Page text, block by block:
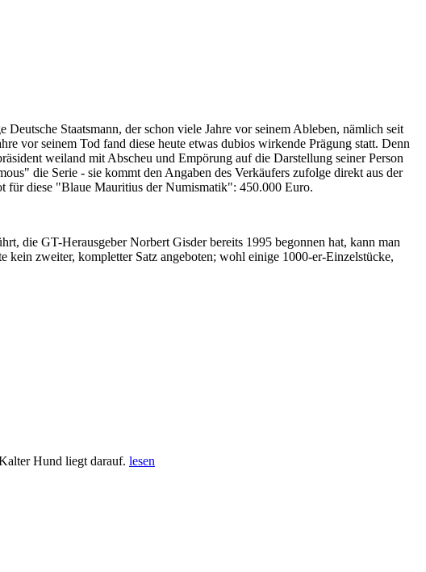
Staatsmann, der schon viele Jahre vor seinem Ableben, nämlich seit
vor seinem Tod fand diese heute etwas dubios wirkende Prägung statt. Denn
weiland mit Abscheu und Empörung auf die Darstellung seiner Person
die Serie - sie kommt den Angaben des Verkäufers zufolge direkt aus der
für diese "Blaue Mauritius der Numismatik": 450.000 Euro.
die GT-Herausgeber Norbert Gisder bereits 1995 begonnen hat, kann man
zweiter, kompletter Satz angeboten; wohl einige 1000-er-Einzelstücke,
Hund liegt darauf. lesen